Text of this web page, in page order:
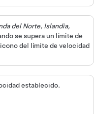
del Norte, Islandia,
se supera un límite de
del límite de velocidad
establecido.